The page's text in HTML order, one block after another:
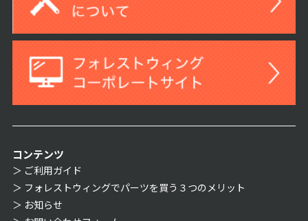
コンテンツ
ご利用ガイド
フォレストウィングでパーツを買う３つのメリット
お知らせ